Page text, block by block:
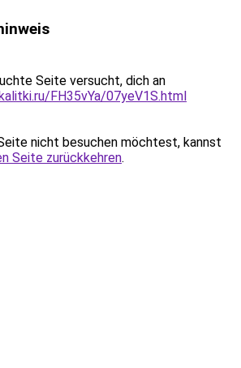
Seite versucht, dich an
FH35vYa/07yeV1S.html
nicht besuchen möchtest, kannst
Seite zurückkehren.